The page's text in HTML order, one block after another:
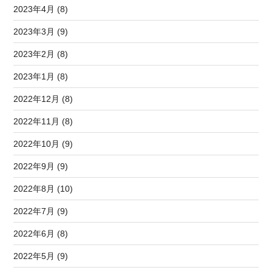
2023年4月 (8)
2023年3月 (9)
2023年2月 (8)
2023年1月 (8)
2022年12月 (8)
2022年11月 (8)
2022年10月 (9)
2022年9月 (9)
2022年8月 (10)
2022年7月 (9)
2022年6月 (8)
2022年5月 (9)